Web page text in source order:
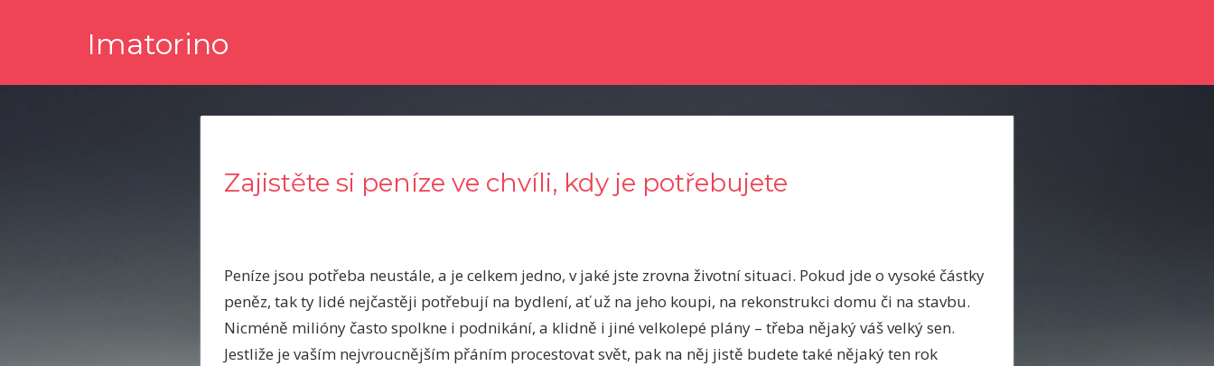
Imatorino
Zajistěte si peníze ve chvíli, kdy je potřebujete
Peníze jsou potřeba neustále, a je celkem jedno, v jaké jste zrovna životní situaci. Pokud jde o vysoké částky
peněz, tak ty lidé nejčastěji potřebují na bydlení, ať už na jeho koupi, na rekonstrukci domu či na stavbu.
Nicméně milióny často spolkne i podnikání, a klidně i jiné velkolepé plány – třeba nějaký váš velký sen.
Jestliže je vaším nejvroucnějším přáním procestovat svět, pak na něj jistě budete také nějaký ten rok